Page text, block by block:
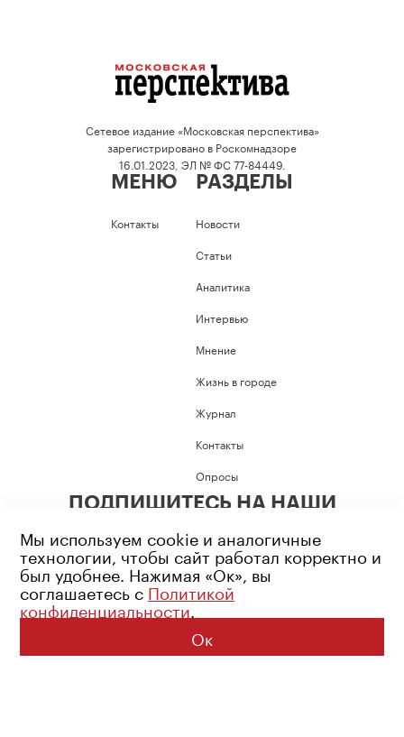
Сетевое издание «Московская перспектива»
зарегистрировано в Роскомнадзоре
16.01.2023, ЭЛ № ФС 77-84449.
МЕНЮ
Контакты
РАЗДЕЛЫ
Новости
Статьи
Аналитика
Интервью
Мнение
Жизнь в городе
Журнал
Контакты
Опросы
ПОДПИШИТЕСЬ НА НАШИ
Возрастное ограничение: 16+
Политика конфиденциальности
© 2026 Все права защищены
Мы используем cookie и аналогичные
технологии, чтобы сайт работал корректно и
был удобнее. Нажимая «Ок», вы
соглашаетесь с Политикой
конфиденциальности.
Ок